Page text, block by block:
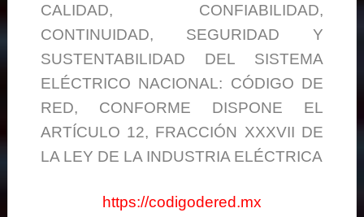
CALIDAD, CONFIABILIDAD,
CONTINUIDAD, SEGURIDAD Y
SUSTENTABILIDAD DEL SISTEMA
ELÉCTRICO NACIONAL: CÓDIGO DE
RED, CONFORME DISPONE EL
ARTÍCULO 12, FRACCIÓN XXXVII DE
LA LEY DE LA INDUSTRIA ELÉCTRICA
https://codigodered.mx